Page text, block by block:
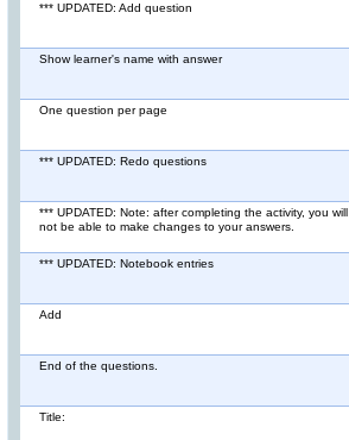
*** UPDATED: Add question
Show learner's name with answer
One question per page
*** UPDATED: Redo questions
*** UPDATED: Note: after completing the activity, you will
not be able to make changes to your answers.
*** UPDATED: Notebook entries
Add
End of the questions.
Title: